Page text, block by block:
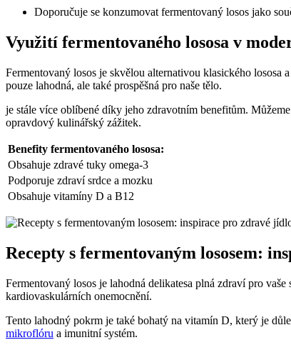
Doporučuje se konzumovat fermentovaný losos jako
Využití fermentovaného lososa v
Fermentovaný losos je skvělou alternativou klasického
pouze lahodná, ale také prospěšná pro naše tělo.
je stále více oblíbené díky jeho zdravotním benefitům.
opravdový kulinářský zážitek.
Benefity fermentovaného lososa:
Obsahuje zdravé tuky omega-3
Podporuje zdraví srdce a mozku
Obsahuje vitamíny D a B12
Recepty s fermentovaným lososem:
Fermentovaný losos je lahodná delikatesa plná zdraví pro
kardiovaskulárních onemocnění.
Tento lahodný pokrm je také bohatý na vitamín D, který je
mikroflóru a imunitní systém.